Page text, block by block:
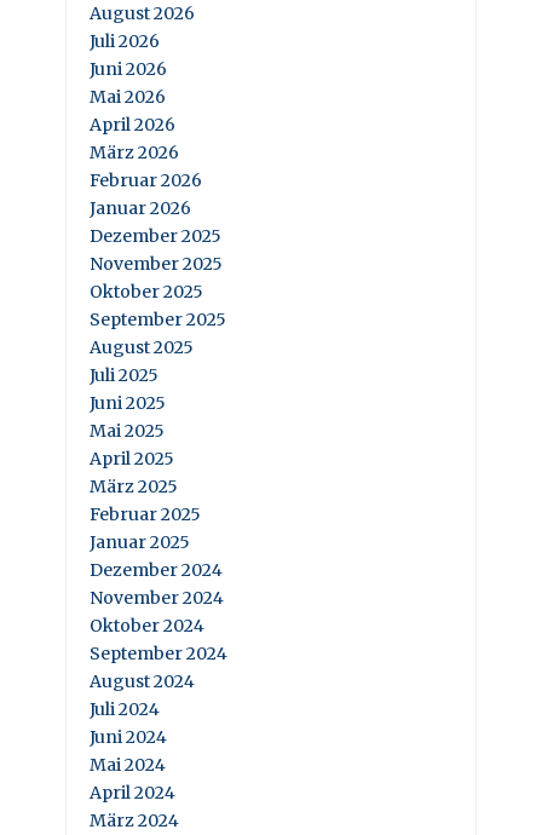
August 2026
Juli 2026
Juni 2026
Mai 2026
April 2026
März 2026
Februar 2026
Januar 2026
Dezember 2025
November 2025
Oktober 2025
September 2025
August 2025
Juli 2025
Juni 2025
Mai 2025
April 2025
März 2025
Februar 2025
Januar 2025
Dezember 2024
November 2024
Oktober 2024
September 2024
August 2024
Juli 2024
Juni 2024
Mai 2024
April 2024
März 2024